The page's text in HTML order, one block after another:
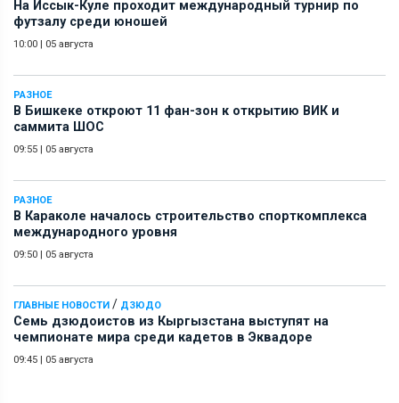
На Иссык-Куле проходит международный турнир по
футзалу среди юношей
10:00 | 05 августа
РАЗНОЕ
В Бишкеке откроют 11 фан-зон к открытию ВИК и
саммита ШОС
09:55 | 05 августа
РАЗНОЕ
В Караколе началось строительство спорткомплекса
международного уровня
09:50 | 05 августа
ГЛАВНЫЕ НОВОСТИ / ДЗЮДО
Семь дзюдоистов из Кыргызстана выступят на
чемпионате мира среди кадетов в Эквадоре
09:45 | 05 августа